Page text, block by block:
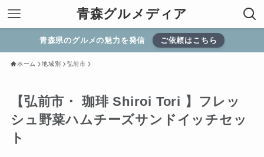
青森グルメディア
青森県のグルメの魅力を発信 ご依頼はこちら
ホーム 地域別 弘前市
【弘前市・ 珈琲 Shiroi Tori 】フレッ
シュ野菜ハムチーズサンドイッチセッ
ト